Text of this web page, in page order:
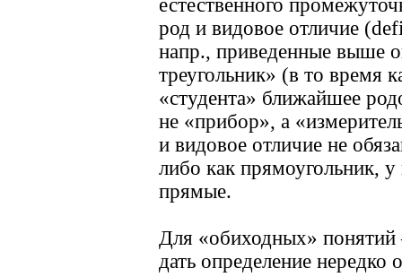
естественного
род и видовое отличие
напр., приведенные выше
треугольник» (в то время
«студента» ближайшее
не «прибор», а
и видовое отличие не
либо как прямоугольник,
прямые.
Для «обиходных»
дать определение нередко